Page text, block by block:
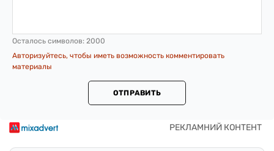
Осталось символов: 2000
Авторизуйтесь, чтобы иметь возможность комментировать
материалы
ОТПРАВИТЬ